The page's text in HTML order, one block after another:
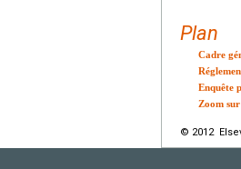
Plan
Cadre
Enquête
Zoom
© 2012